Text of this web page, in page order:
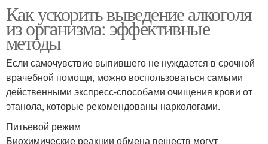
Как ускорить выведение алкоголя
из организма: эффективные
методы
Если самочувствие выпившего не нуждается в срочной
врачебной помощи, можно воспользоваться самыми
действенными экспресс-способами очищения крови от
этанола, которые рекомендованы наркологами.
Питьевой режим
Биохимические реакции обмена веществ могут